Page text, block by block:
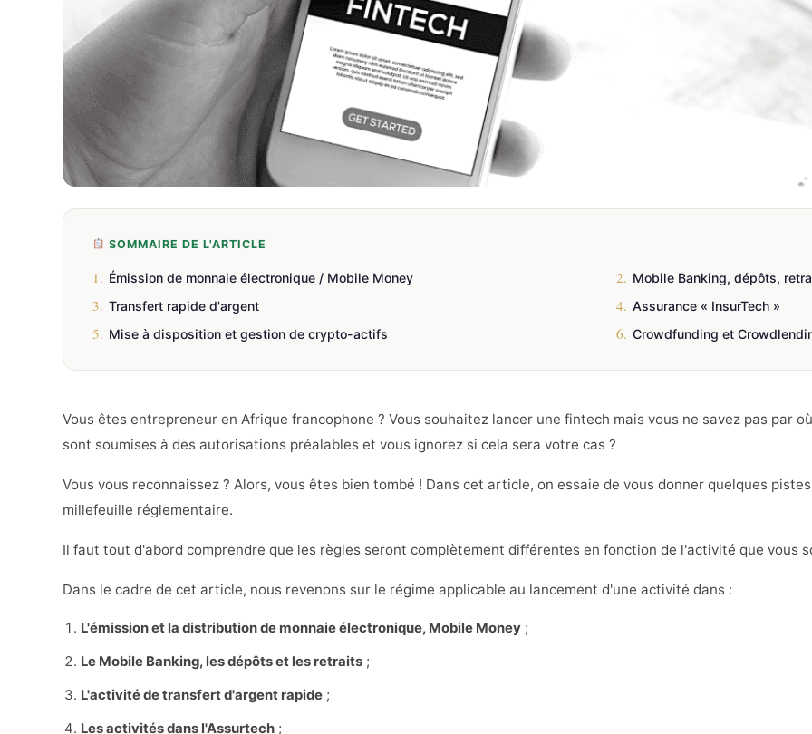
SOMMAIRE DE L'ARTICLE
1. Émission de monnaie électronique / Mobile Money 2. Mobile Banking, dépôts,
3. Transfert rapide d'argent 4. Assurance « InsurTech »
5. Mise à disposition et gestion de crypto-actifs 6. Crowdfunding et
Vous êtes entrepreneur en Afrique francophone ? Vous souhaitez lancer une fintech mais vous ne savez pas par
sont soumises à des autorisations préalables et vous ignorez si cela sera votre cas ?
Vous vous reconnaissez ? Alors, vous êtes bien tombé ! Dans cet article, on essaie de vous donner quelques
millefeuille réglementaire.
Il faut tout d'abord comprendre que les règles seront complètement différentes en fonction de l'activité que vous
Dans le cadre de cet article, nous revenons sur le régime applicable au lancement d'une activité dans :
L'émission et la distribution de monnaie électronique, Mobile Money ;
Le Mobile Banking, les dépôts et les retraits ;
L'activité de transfert d'argent rapide ;
Les activités dans l'Assurtech ;